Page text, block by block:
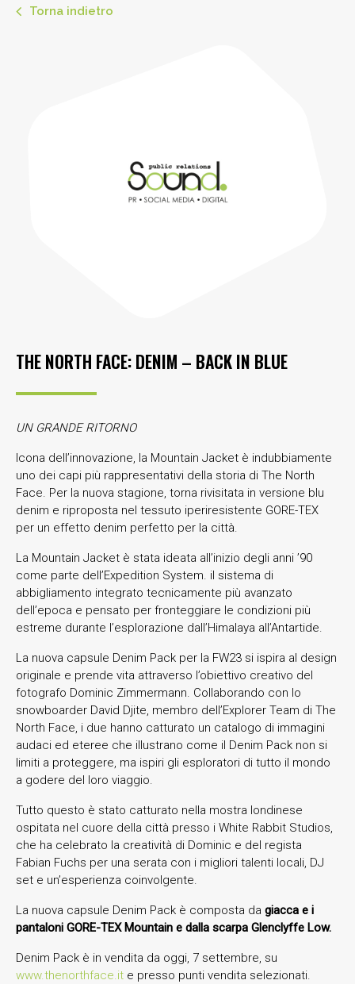
Torna indietro
THE NORTH FACE: DENIM – BACK IN BLUE
UN GRANDE RITORNO
Icona dell’innovazione, la Mountain Jacket è indubbiamente
uno dei capi più rappresentativi della storia di The North
Face. Per la nuova stagione, torna rivisitata in versione blu
denim e riproposta nel tessuto iperiresistente GORE-TEX
per un effetto denim perfetto per la città.
La Mountain Jacket è stata ideata all’inizio degli anni ’90
come parte dell’Expedition System. il sistema di
abbigliamento integrato tecnicamente più avanzato
dell’epoca e pensato per fronteggiare le condizioni più
estreme durante l’esplorazione dall’Himalaya all’Antartide.
La nuova capsule Denim Pack per la FW23 si ispira al design
originale e prende vita attraverso l’obiettivo creativo del
fotografo Dominic Zimmermann. Collaborando con lo
snowboarder David Djite, membro dell’Explorer Team di The
North Face, i due hanno catturato un catalogo di immagini
audaci ed eteree che illustrano come il Denim Pack non si
limiti a proteggere, ma ispiri gli esploratori di tutto il mondo
a godere del loro viaggio.
Tutto questo è stato catturato nella mostra londinese
ospitata nel cuore della città presso i White Rabbit Studios,
che ha celebrato la creatività di Dominic e del regista
Fabian Fuchs per una serata con i migliori talenti locali, DJ
set e un’esperienza coinvolgente.
La nuova capsule Denim Pack è composta da giacca e i
pantaloni GORE-TEX Mountain e dalla scarpa Glenclyffe Low.
Denim Pack è in vendita da oggi, 7 settembre, su
www.thenorthface.it e presso punti vendita selezionati.